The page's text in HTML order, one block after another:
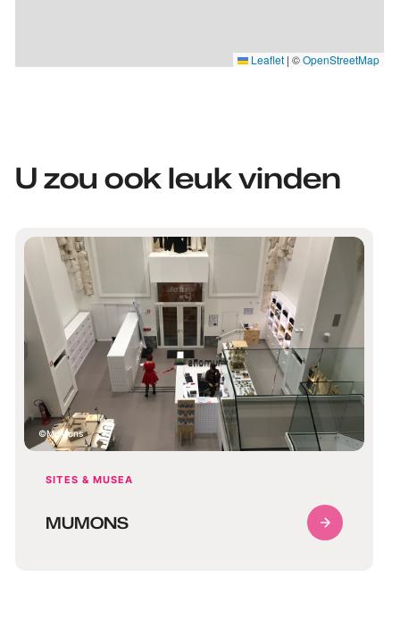
Leaflet | ©OpenStreetMap
U zou ook leuk vinden
MuMons
SITES & MUSEA
MUMONS